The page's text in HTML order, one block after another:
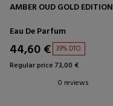
AMBER OUD GOLD EDITION
Eau De Parfum
44,60 € 39% DTO.
Regular price 73,00 €
0 reviews